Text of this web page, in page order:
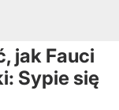
jak Fauci
Sypie się